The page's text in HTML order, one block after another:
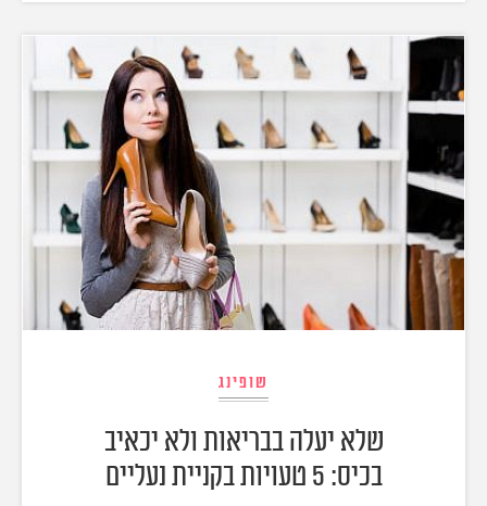
שופינג
שלא יעלה בבריאות ולא יכאיב
בכיס: 5 טעויות בקניית נעליים